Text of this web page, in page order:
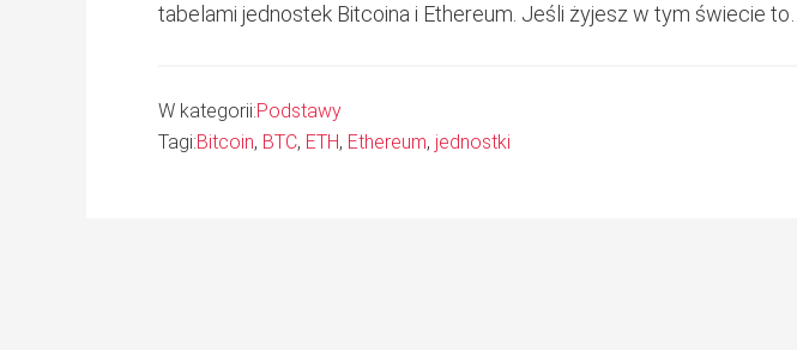
tabelami jednostek Bitcoina i Ethereum. Jeśli żyjesz w tym świecie to…
W kategorii:Podstawy
Tagi:Bitcoin, BTC, ETH, Ethereum, jednostki